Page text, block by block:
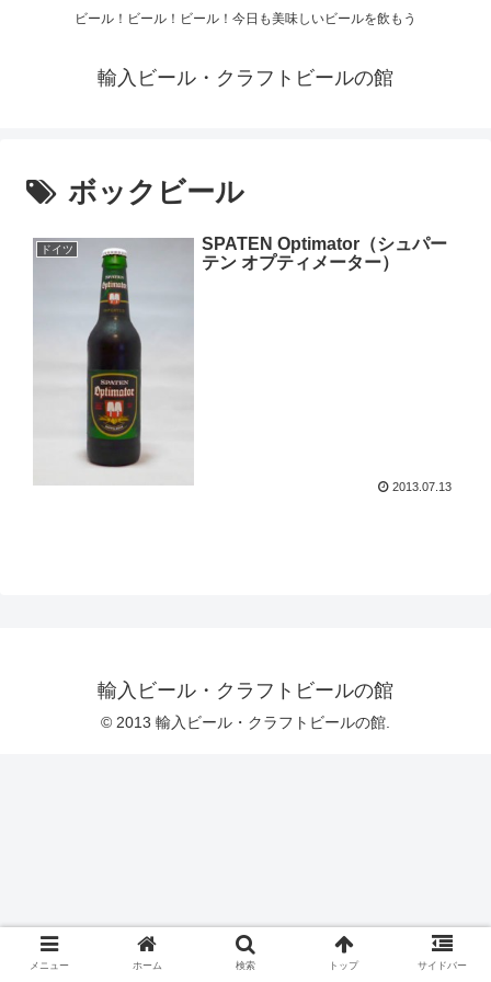
ビール！ビール！ビール！今日も美味しいビールを飲もう
輸入ビール・クラフトビールの館
ボックビール
ドイツ
SPATEN Optimator（シュパー
テン オプティメーター）
2013.07.13
輸入ビール・クラフトビールの館
© 2013 輸入ビール・クラフトビールの館.
メニュー ホーム 検索 トップ サイドバー